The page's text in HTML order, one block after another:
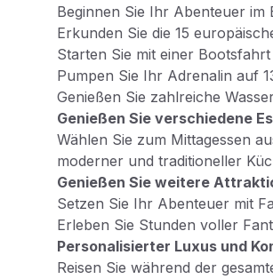
Beginnen Sie Ihr Abenteuer
Erkunden Sie die 15
Starten Sie mit einer
Pumpen Sie Ihr Adrenalin auf
Genießen Sie zahlreiche
Genießen Sie verschiedene
Wählen Sie zum Mittagessen
moderner und traditioneller
Genießen Sie weitere
Setzen Sie Ihr Abenteuer mit
Erleben Sie Stunden voller
Personalisierter Luxus und
Reisen Sie während der